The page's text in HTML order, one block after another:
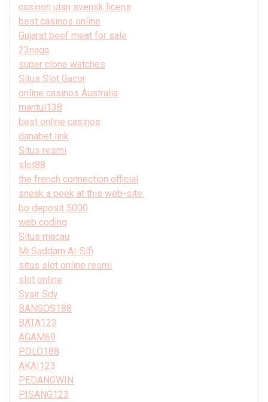
casinon utan svensk licens
best casinos online
Gujarat beef meat for sale
23naga
super clone watches
Situs Slot Gacor
online casinos Australia
mantul138
best online casinos
danabet link
Situs resmi
slot88
the french connection official
sneak a peek at this web-site.
bo deposit 5000
web coding
Situs macau
Mr.Saddam Al-Slfi
situs slot online resmi
slot online
Syair Sdy
BANSOS188
BATA123
AGAM69
POLO188
AKAI123
PEDANGWIN
PISANG123